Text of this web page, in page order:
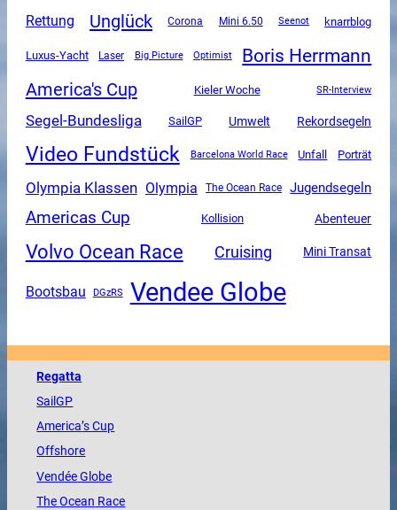
Rettung
Unglück Corona Mini 6.50 Seenot knarrblog
Luxus-Yacht Laser Big Picture Optimist Boris Herrmann
America's Cup Kieler Woche SR-Interview
Segel-Bundesliga SailGP Umwelt Rekordsegeln
Video Fundstück Barcelona World Race Unfall Porträt
Olympia Klassen Olympia The Ocean Race Jugendsegeln
Americas Cup Kollision Abenteuer
Volvo Ocean Race Cruising Mini Transat
Bootsbau DGzRS Vendee Globe
Regatta
SailGP
America’s Cup
Offshore
VendéeGlobe
TheOcean Race